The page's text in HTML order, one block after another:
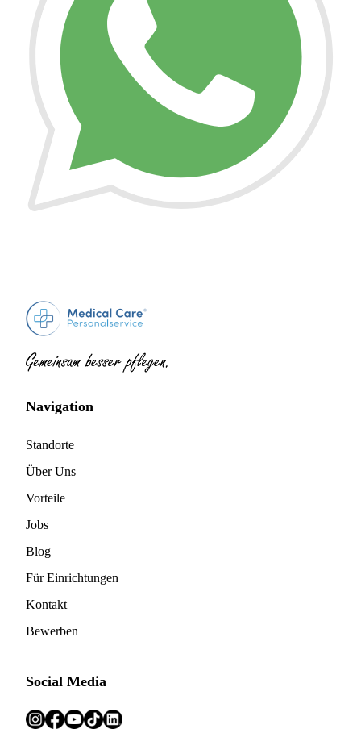
Navigation
Standorte
Über Uns
Vorteile
Jobs
Blog
Für Einrichtungen
Kontakt
Bewerben
Social Media